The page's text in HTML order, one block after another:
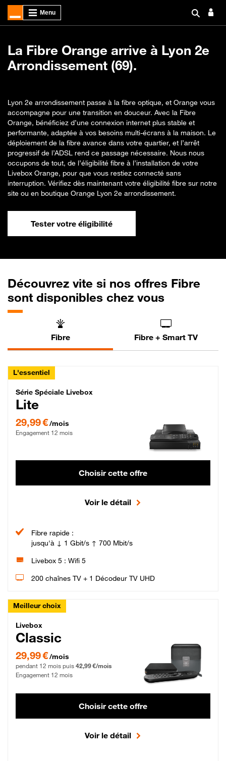
La Fibre Orange arrive à Lyon 2e
Arrondissement (69).
Lyon 2e arrondissement passe à la fibre optique, et Orange vous
accompagne pour une transition en douceur. Avec la Fibre
Orange, bénéficiez d’une connexion internet plus stable et
performante, adaptée à vos besoins multi-écrans à la maison. Le
déploiement de la fibre avance dans votre quartier, et l’arrêt
progressif de l’ADSL rend ce passage nécessaire. Nous nous
occupons de tout, de l’éligibilité fibre à l’installation de votre
Livebox Orange, pour que vous restiez connecté sans
interruption. Vérifiez dès maintenant votre éligibilité fibre sur notre
site ou en boutique Orange Lyon 2e arrondissement.
Tester votre éligibilité
Découvrez vite si nos offres Fibre
sont disponibles chez vous
Fibre Fibre + Smart TV
L'essentiel
Série Spéciale Livebox Lite Fibre
Série Spéciale Livebox
Lite
29,99 €/mois
Engagement 12 mois
Choisir cette offre
Voir le détail
Fibre rapide :
jusqu'à ↓ 1 Gbit/s ↑ 700 Mbit/s
Livebox 5 : Wifi 5
200 chaînes TV + 1 Décodeur TV UHD
Meilleur choix
Livebox Classic Fibre
Livebox
Classic
29,99 € par mois pendant 12 mois puis 42,99 € par mois, Engagement 12 mois
29,99 €/mois
pendant 12 mois puis 42,99 €/mois
Engagement 12 mois
Choisir cette offre
Voir le détail